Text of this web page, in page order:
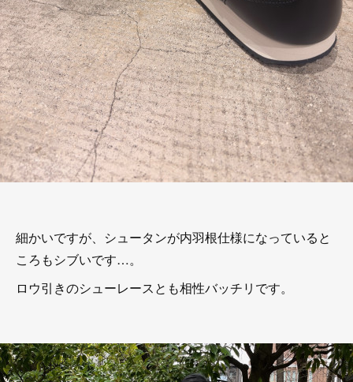
細かいですが、シュータンが内羽根仕様になっていると
ころもシブいです…。
ロウ引きのシューレースとも相性バッチリです。